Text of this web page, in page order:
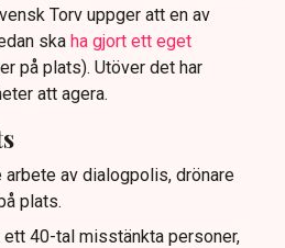
Torv uppger att en av
ska ha gjort ett eget
på plats). Utöver det har
att agera.
av dialogpolis, drönare
plats.
40-tal misstänkta personer,